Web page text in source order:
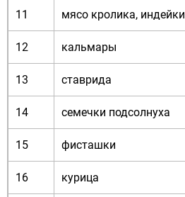
11 мясо кролика, индейки
12 кальмары
13 ставрида
14 семечки подсолнуха
15 фисташки
16 курица